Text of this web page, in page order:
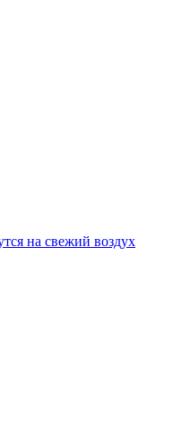
на свежий воздух